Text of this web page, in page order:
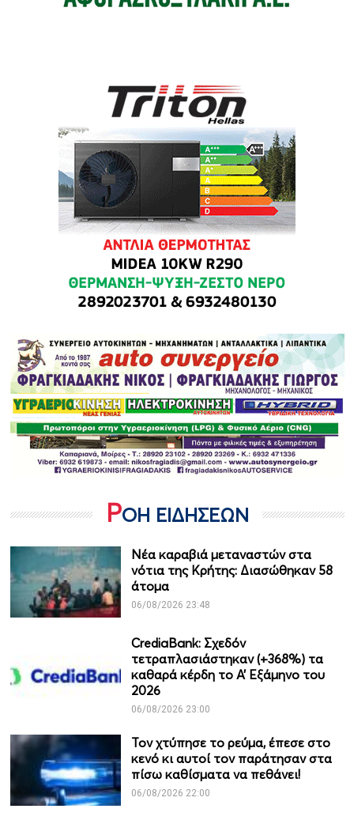
ΡΟΗ ΕΙΔΗΣΕΩΝ
Νέα καραβιά μεταναστών στα
νότια της Κρήτης: Διασώθηκαν 58
άτομα
06/08/2026 23:48
CrediaBank: Σχεδόν
τετραπλασιάστηκαν (+368%) τα
καθαρά κέρδη το Α’ Εξάμηνο του
2026
06/08/2026 23:00
Τον χτύπησε το ρεύμα, έπεσε στο
κενό κι αυτοί τον παράτησαν στα
πίσω καθίσματα να πεθάνει!
06/08/2026 22:00